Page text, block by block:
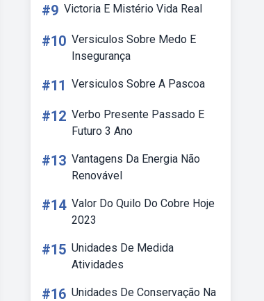
#9 Victoria E Mistério Vida Real
#10 Versiculos Sobre Medo E
Insegurança
#11 Versiculos Sobre A Pascoa
#12 Verbo Presente Passado E
Futuro 3 Ano
#13 Vantagens Da Energia Não
Renovável
#14 Valor Do Quilo Do Cobre Hoje
2023
#15 Unidades De Medida
Atividades
#16 Unidades De Conservação Na